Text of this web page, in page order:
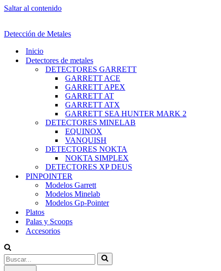
Saltar al contenido
Detección de Metales
Inicio
Detectores de metales
DETECTORES GARRETT
GARRETT ACE
GARRETT APEX
GARRETT AT
GARRETT ATX
GARRETT SEA HUNTER MARK 2
DETECTORES MINELAB
EQUINOX
VANQUISH
DETECTORES NOKTA
NOKTA SIMPLEX
DETECTORES XP DEUS
PINPOINTER
Modelos Garrett
Modelos Minelab
Modelos Gp-Pointer
Platos
Palas y Scoops
Accesorios
Buscar...